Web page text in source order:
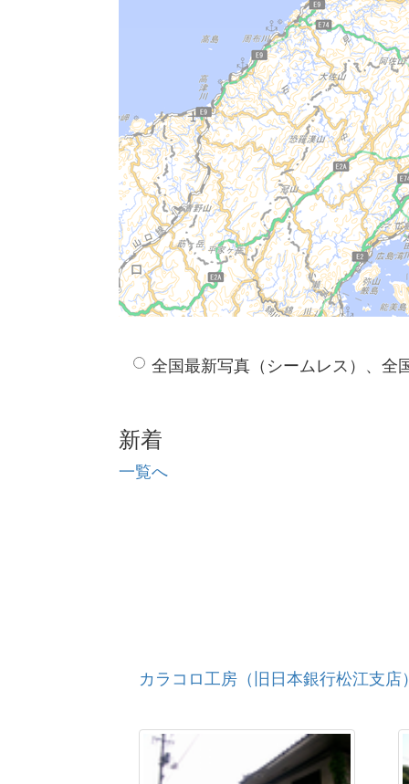
全国最新写真（シームレス）、全
新着
一覧へ
カラコロ工房（旧日本銀行松江支店